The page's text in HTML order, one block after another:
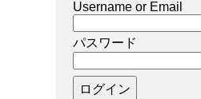
Username or Email
パスワード